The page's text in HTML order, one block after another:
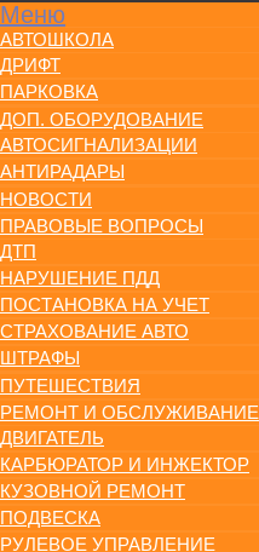
Меню
АВТОШКОЛА
ДРИФТ
ПАРКОВКА
ДОП. ОБОРУДОВАНИЕ
АВТОСИГНАЛИЗАЦИИ
АНТИРАДАРЫ
НОВОСТИ
ПРАВОВЫЕ ВОПРОСЫ
ДТП
НАРУШЕНИЕ ПДД
ПОСТАНОВКА НА УЧЕТ
СТРАХОВАНИЕ АВТО
ШТРАФЫ
ПУТЕШЕСТВИЯ
РЕМОНТ И ОБСЛУЖИВАНИЕ
ДВИГАТЕЛЬ
КАРБЮРАТОР И ИНЖЕКТОР
КУЗОВНОЙ РЕМОНТ
ПОДВЕСКА
РУЛЕВОЕ УПРАВЛЕНИЕ